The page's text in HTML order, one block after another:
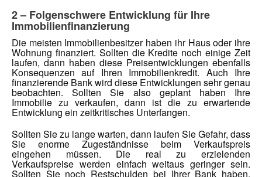
2 – Folgenschwere Entwicklung für Ihre
Immobilienfinanzierung
Die meisten Immobilienbesitzer haben ihr Haus oder ihre
Wohnung finanziert. Sollten die Kredite noch einige Zeit
laufen, dann haben diese Preisentwicklungen ebenfalls
Konsequenzen auf Ihren Immobilienkredit. Auch Ihre
finanzierende Bank wird diese Entwicklungen sehr genau
beobachten. Sollten Sie also geplant haben Ihre
Immobilie zu verkaufen, dann ist die zu erwartende
Entwicklung ein zeitkritisches Unterfangen.
Sollten Sie zu lange warten, dann laufen Sie Gefahr, dass
Sie enorme Zugeständnisse beim Verkaufspreis
eingehen müssen. Die real zu erzielenden
Verkaufspreise werden einfach weitaus geringer sein.
Sollten Sie noch Restschulden bei Ihrer Bank haben,